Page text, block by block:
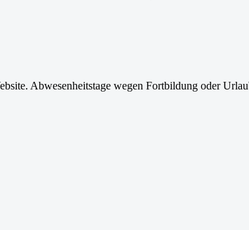
Abwesenheitstage wegen Fortbildung oder